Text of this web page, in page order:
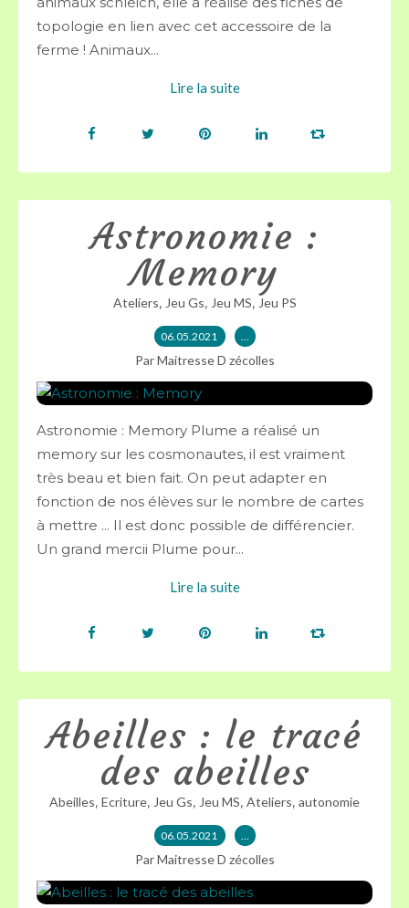
topologie en lien avec cet accessoire de la
ferme ! Animaux...
Lire la suite
Astronomie :
Memory
Ateliers, Jeu Gs, Jeu MS, Jeu PS
06.05.2021 …
Par Maitresse D zécolles
Astronomie : Memory Plume a réalisé un
memory sur les cosmonautes, il est vraiment
très beau et bien fait. On peut adapter en
fonction de nos élèves sur le nombre de cartes
à mettre ... Il est donc possible de différencier.
Un grand mercii Plume pour...
Lire la suite
Abeilles : le tracé
des abeilles
Abeilles, Ecriture, Jeu Gs, Jeu MS, Ateliers, autonomie
06.05.2021 …
Par Maitresse D zécolles